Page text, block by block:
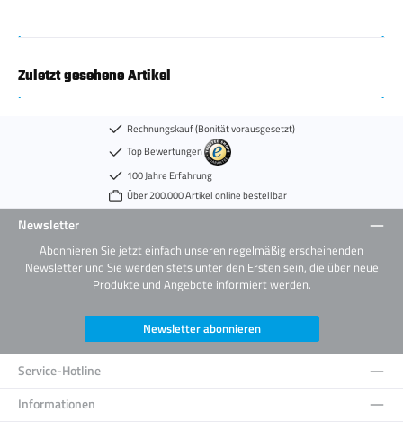
Zuletzt gesehene Artikel
Rechnungskauf (Bonität vorausgesetzt)
Top Bewertungen
100 Jahre Erfahrung
Über 200.000 Artikel online bestellbar
Newsletter
Abonnieren Sie jetzt einfach unseren regelmäßig erscheinenden
Newsletter und Sie werden stets unter den Ersten sein, die über neue
Produkte und Angebote informiert werden.
Newsletter abonnieren
Service-Hotline
Informationen